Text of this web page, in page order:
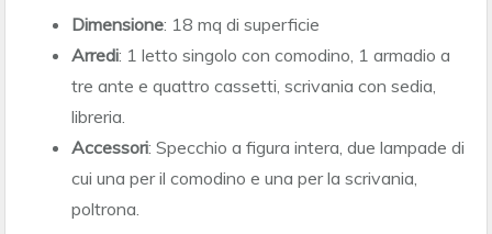
Dimensione: 18 mq di superficie
Arredi: 1 letto singolo con comodino, 1 armadio a
tre ante e quattro cassetti, scrivania con sedia,
libreria.
Accessori: Specchio a figura intera, due lampade di
cui una per il comodino e una per la scrivania,
poltrona.